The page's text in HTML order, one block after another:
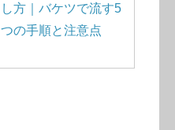
し方｜バケツで流す5
つの手順と注意点